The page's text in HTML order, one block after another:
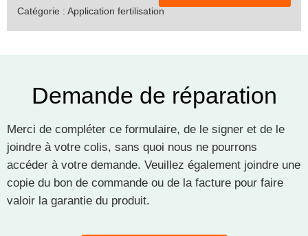
Catégorie : Application fertilisation
Demande de réparation
Merci de compléter ce formulaire, de le signer et de le
joindre à votre colis, sans quoi nous ne pourrons
accéder à votre demande. Veuillez également joindre une
copie du bon de commande ou de la facture pour faire
valoir la garantie du produit.